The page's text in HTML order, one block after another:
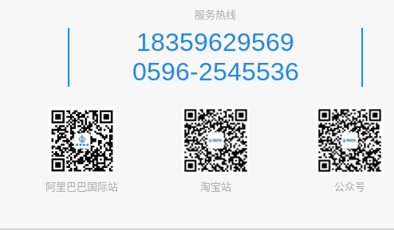
服务热线
18359629569
0596-2545536
阿里巴巴国际站 淘宝站 公众号